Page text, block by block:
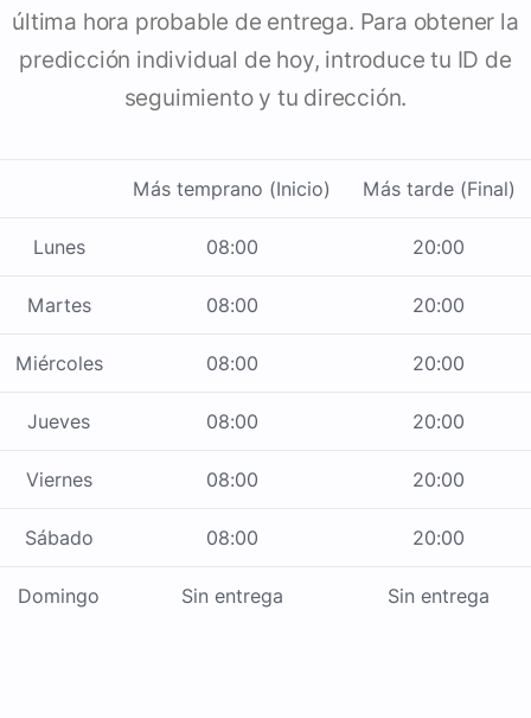
última hora probable de entrega. Para obtener la
predicción individual de hoy, introduce tu ID de
seguimiento y tu dirección.
Más temprano (Inicio) Más tarde (Final)
Lunes 08:00 20:00
Martes 08:00 20:00
Miércoles 08:00 20:00
Jueves 08:00 20:00
Viernes 08:00 20:00
Sábado 08:00 20:00
Domingo Sin entrega Sin entrega